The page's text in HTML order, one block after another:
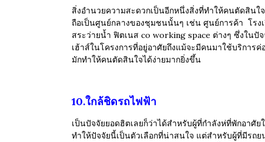
สิ่งอำนวยความสะดวกเป็นอีกหนึ่งสิ่งที่ทำให้คนตัดสินใ
ถือเป็นศูนย์กลางของชุมชนนั้นๆ เช่น ศูนย์การค้า โรง
สระว่ายน้ำ ฟิตเนส co working space ต่างๆ ซึ่งในปั
เฮ้าส์ในโครงการที่อยู่อาศัยถึงแม้จะมีคนมาใช้บริการ
มักทำให้คนตัดสินใจได้ง่ายมากยิ่งขึ้น
10.ใกล้ชิดรถไฟฟ้า
เป็นปัจจัยยอดฮิตเลยก็ว่าได้สำหรับผู้ที่กำลังห่ที่พักอาศั
ทำให้ปัจจัยนี้เป็นตัวเลือกที่น่าสนใจ แต่สำหรับผู้ที่มีรถ